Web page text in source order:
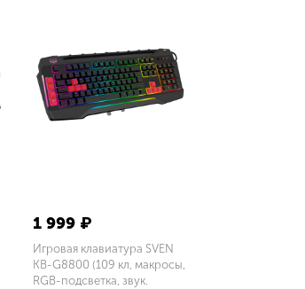
1 999 ₽
Игровая клавиатура SVEN
KB-G8800 (109 кл, макросы,
RGB-подсветка, звук.